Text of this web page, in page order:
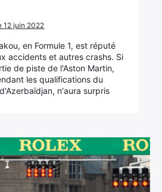
12 juin 2022
en Formule 1, est réputé
accidents et autres crashs. Si
de piste de l'Aston Martin,
les qualifications du
n'aura surpris